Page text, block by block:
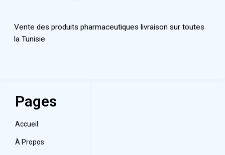
Vente des produits pharmaceutiques livraison sur toutes
la Tunisie
Pages
Accueil
À Propos